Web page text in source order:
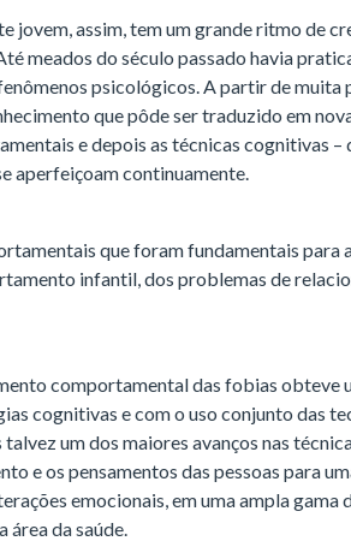
jovem, assim, tem um grande ritmo de
meados do século passado havia
psicológicos. A partir de muita
que pôde ser traduzido em
e depois as técnicas cognitivas –
aperfeiçoam continuamente.
que foram fundamentais para
infantil, dos problemas de
comportamental das fobias obteve
cognitivas e com o uso conjunto das
um dos maiores avanços nas
e os pensamentos das pessoas para
emocionais, em uma ampla gama
área da saúde.